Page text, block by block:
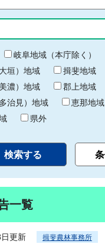
岐阜地域（本庁除く）
垣）地域
揖斐地域
濃）地域
郡上地域
治見）地域
恵那地域
県外
一覧
更新 揖斐農林事務所